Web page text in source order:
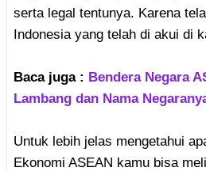
serta legal tentunya. Karena
Indonesia yang telah di akui di
Baca juga : Bendera Negara
Lambang dan Nama
Untuk lebih jelas mengetahui
Ekonomi ASEAN kamu bisa